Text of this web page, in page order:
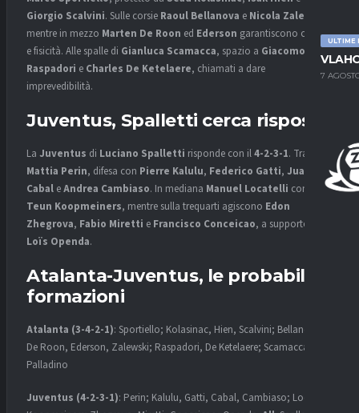
ULTIME
7
Giorgio Scalvini. Sulle corsie Raoul Bellanova e Nicola Zalewski
mentre in mezzo Marten De Roon ed Ederson garantiscono ordine
e fisicità. Alle spalle di Gianluca Scamacca, spazio a Giacomo
Raspadori e Charles De Ketelaere, chiamati a dare
imprevedibilità.
Juventus, Spalletti cerca risposte
La Juventus di Luciano Spalletti risponde con il4-2-3-1. Tra i pali
Mattia Perin, difesa con Pierre Kalulu, Federico Gatti, Juan
Cabal eAndrea Cambiaso. In mediana Manuel Locatelli con
Teun Koopmeiners, mentre sulla trequarti agiscono Edon
Zhegrova, Fabio Miretti e Francisco Conceicao, a supporto di
Loïs Openda.
Atalanta-Juventus, le probabili
formazioni
Atalanta (3-4-2-1): Sportiello; Kolasinac, Hien, Scalvini; Bellanova,
De Roon, Ederson, Zalewski; Raspadori, De Ketelaere; Scamacca.
Palladino
Juventus (4-2-3-1): Perin; Kalulu, Gatti, Cabal, Cambiaso; Locatelli,